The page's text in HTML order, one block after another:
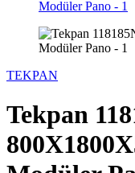
TEKPAN
Tekpan